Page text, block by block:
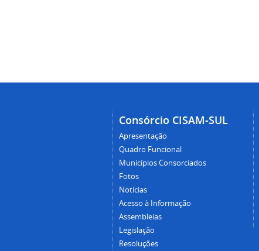
Consórcio CISAM-SUL
Apresentação
Quadro Funcional
Municípios Consorciados
Fotos
Notícias
Acesso à Informação
Assembleias
Legislação
Resoluções